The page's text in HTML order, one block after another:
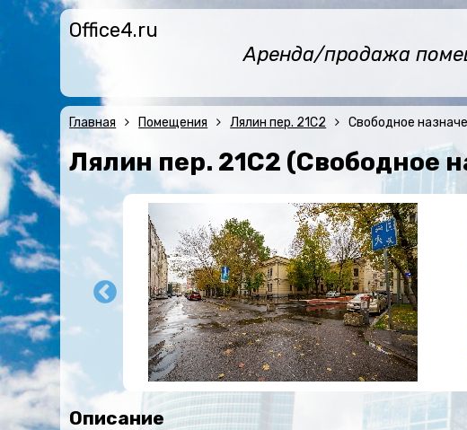
Office4.ru
Аренда/продажа
Главная Помещения Лялин пер. 21С2 Свободное
Лялин пер. 21С2 (Свободное
Описание